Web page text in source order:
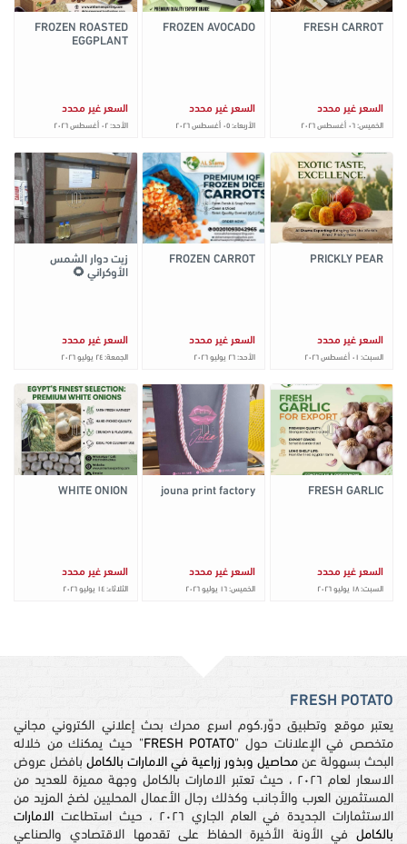
FRESH CARROT
السعر غير محدد
الخميس: ٠٦ أغسطس ٢٠٢٦
FROZEN AVOCADO
السعر غير محدد
الأربعاء: ٠٥ أغسطس ٢٠٢٦
FROZEN ROASTED
EGGPLANT
السعر غير محدد
الأحد: ٠٢ أغسطس ٢٠٢٦
PRICKLY PEAR
السعر غير محدد
السبت: ٠١ أغسطس ٢٠٢٦
FROZEN CARROT
السعر غير محدد
الأحد: ٢٦ يوليو ٢٠٢٦
زيت دوار الشمس
الأوكراني 🌻
السعر غير محدد
الجمعة: ٢٤ يوليو ٢٠٢٦
FRESH GARLIC
السعر غير محدد
السبت: ١٨ يوليو ٢٠٢٦
jouna print factory
السعر غير محدد
الخميس: ١٦ يوليو ٢٠٢٦
WHITE ONION
السعر غير محدد
الثلاثاء: ١٤ يوليو ٢٠٢٦
FRESH POTATO
يعتبر موقع وتطبيق دوّر.كوم اسرع محرك بحث إعلاني الكتروني مجاني
متخصص في الإعلانات حول "FRESH POTATO" حيث يمكنك من خلاله
البحث بسهولة عن محاصيل وبذور زراعية في الامارات بالكامل بافضل عروض
الاسعار لعام ٢٠٢٦ ، حيث تعتبر الامارات بالكامل وجهة مميزة للعديد من
المستثمرين العرب والأجانب وكذلك رجال الأعمال المحليين لضخ المزيد من
الاستثمارات الجديدة في العام الجاري ٢٠٢٦ ، حيث استطاعت
الامارات
بالكامل في الأونة الأخيرة الحفاظ على تقدمها الاقتصادي والصناعي